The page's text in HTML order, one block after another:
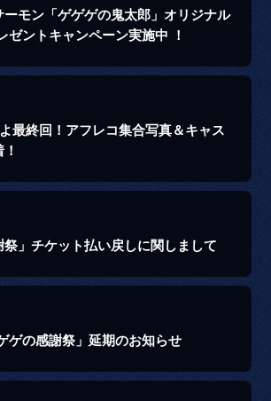
ーモン「ゲゲゲの鬼太郎」オリジナル
ゼントキャンペーン実施中 ！
最終回！アフレコ集合写真＆キャス
祭」チケット払い戻しに関しまして
ゲの感謝祭」延期のお知らせ